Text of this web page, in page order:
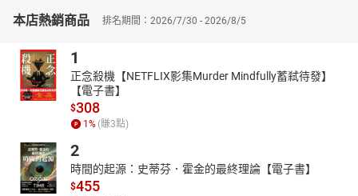
【先從勇敢愛自己做起】
接納自己，相信自己是完美的女性。調整心態是擁有成熟愛情的前
提。
【走出心靈牢籠】
——邁向幸福新天地
做自己情緒的主人，以提升心靈境界。作者鼓勵每個讀者都要做獨
一無二的自己，才能活出屬於自己的精采人生。
本書特色：這本書以深入淺出的方式，探討強暴後的自我面對、性
教育和經營婚姻等多層面議題，幫助女性能夠建立更強大的自我。
本店熱銷商品 排名期間：2026/7/30 - 2026/8/5
1
正念殺機【NETFLIX影集Murder Mindfully蓄弒待發】
【電子書】
$308
1 % (賺3點)
2
時間的起源：史蒂芬．霍金的最終理論【電子書】
$455